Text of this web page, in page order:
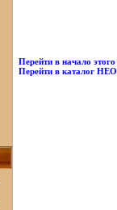
Перейти в начало
Перейти в каталог